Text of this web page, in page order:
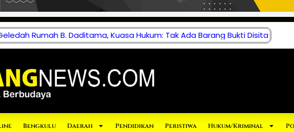
Rumah B. Daditama, Kuasa Hukum: Tak Ada Barang Bukti Disita
Bengkulu Daerah Pendidikan Peristiwa Hukum/Kriminal